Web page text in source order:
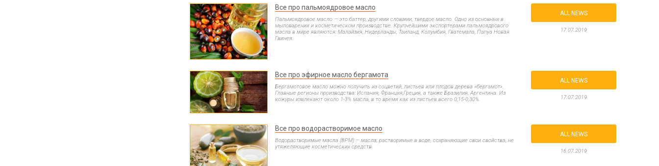
Все про пальмоядровое масло
Пальмоядровое масло — это баттер, другими словами, твердое масло. Одно из основных в
мыловарении и косметическом производстве. Крупнейшими экспортерами пальмоядрового
масла в мире являются: Малайзия, Нидерланды, Таиланд, Колумбия, Гватемала, Папуа Новая
Гвинея.
ALL NEWS
17.07.2019
Все про эфирное масло бергамота
Бергамотовое масло можно получить из соцветий, листьев или плодов дерева «бергамот».
Главные регионы производства: Испания, Франция,Греция, а также Бразилия, Аргентина. Из
кожуры извлекают около 1-3% масла, в то время как из листьев всего 0,15-0,30%.
ALL NEWS
17.07.2019
Все про водорастворимое масло
Водорастворимые масла (ВРМ) — масла, растворимые в воде, сохраняющие свои свойства, не
утяжеляющие косметических средств.
ALL NEWS
16.07.2019